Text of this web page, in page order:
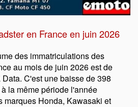
en France en juin 2026
des immatriculations des
au mois de juin 2026 est de
C'est une baisse de 398
la même période l'année
marques Honda, Kawasaki et